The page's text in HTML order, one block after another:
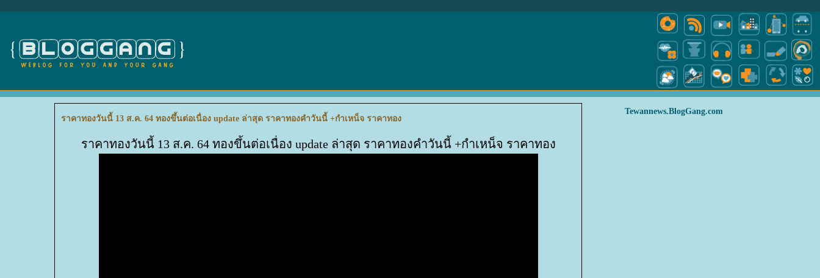
ราคาทองวันนี้ 13 ส.ค. 64 ทองขึ้นต่อเนื่อง update ล่าสุด ราคาทองคำวันนี้ +กำเหน็จ ราคาทอง
ราคาทองวันนี้ 13 ส.ค. 64 ทองขึ้นต่อเนื่อง update ล่าสุด ราคาทองคำวันนี้ +กำเหน็จ ราคาทอง
Tewannews.BlogGang.com